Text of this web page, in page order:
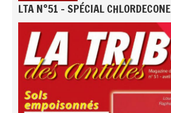
LTA N°51 - SPÉCIAL CHLORDECONE